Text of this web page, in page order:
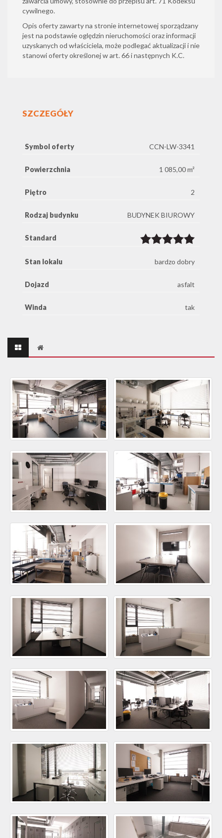
cywilnego.
Opis oferty zawarty na stronie internetowej sporządzany
jest na podstawie oględzin nieruchomości oraz informacji
uzyskanych od właściciela, może podlegać aktualizacji i nie
stanowi oferty określonej w art. 66 i następnych K.C.
SZCZEGÓŁY
Symbol oferty CCN-LW-3341
Powierzchnia 1 085,00 m²
Piętro 2
Rodzaj budynku BUDYNEK BIUROWY
Standard
Stan lokalu bardzo dobry
Dojazd asfalt
Winda tak